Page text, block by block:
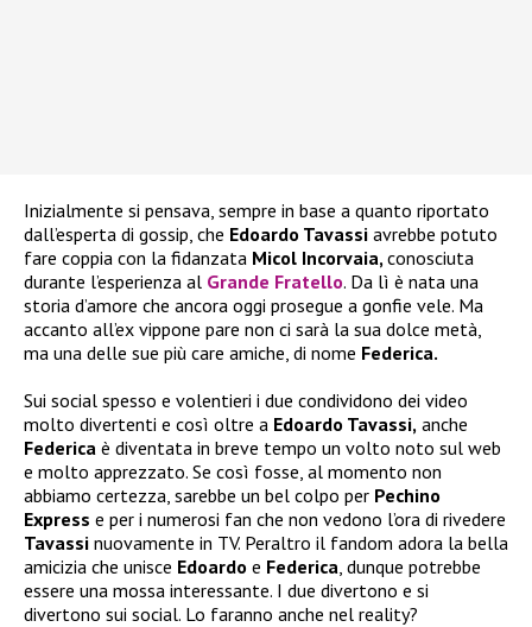
Inizialmente si pensava, sempre in base a quanto riportato
dall’esperta di gossip, che Edoardo Tavassi avrebbe potuto
fare coppia con la fidanzata Micol Incorvaia, conosciuta
durante l’esperienza al Grande Fratello. Da lì è nata una
storia d’amore che ancora oggi prosegue a gonfie vele. Ma
accanto all’ex vippone pare non ci sarà la sua dolce metà,
ma una delle sue più care amiche, di nome Federica.
Sui social spesso e volentieri i due condividono dei video
molto divertenti e così oltre a Edoardo Tavassi, anche
Federica è diventata in breve tempo un volto noto sul web
e molto apprezzato. Se così fosse, al momento non
abbiamo certezza, sarebbe un bel colpo per Pechino
Express e per i numerosi fan che non vedono l’ora di rivedere
Tavassi nuovamente in TV. Peraltro il fandom adora la bella
amicizia che unisce Edoardo e Federica , dunque potrebbe
essere una mossa interessante. I due divertono e si
divertono sui social. Lo faranno anche nel reality?